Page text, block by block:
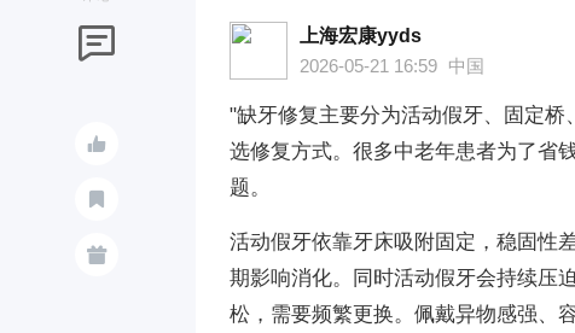



上海宏康yyds
2026-05-21 16:59 中国
"缺牙修复主要分为活动假牙、固定
选修复方式。很多中老年患者为了省
题。
活动假牙依靠牙床吸附固定，稳固性
期影响消化。同时活动假牙会持续压
松，需要频繁更换。佩戴异物感强、